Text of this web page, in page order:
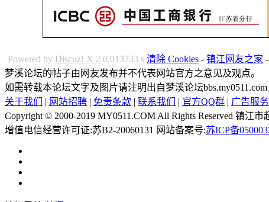
Powered by Discuz! X 2 0.013733 s 清除 Cookies - 镇江网友之家 -
梦溪论坛的帖子由网友发布并不代表网站官方之意见及观点。
如需转载本论坛文字及图片请注明出自梦溪论坛
关于我们
| 网站招聘 | 免责条款 | 联系我们 | 官方QQ群 | 广告服务
Copyright © 2000-2019 MY0511.COM All Rights Reserved 镇江
增值电信经营许可证:苏B2-20060131 网站备案号:苏ICP备